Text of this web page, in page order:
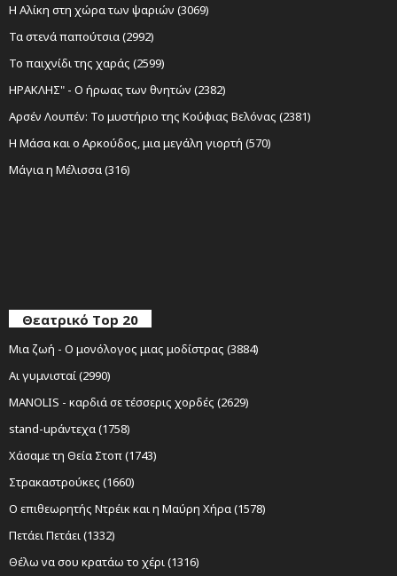
Η Αλίκη στη χώρα των ψαριών (3069)
Τα στενά παπούτσια (2992)
Το παιχνίδι της χαράς (2599)
ΗΡΑΚΛΗΣ" - Ο ήρωας των θνητών (2382)
Αρσέν Λουπέν: Το μυστήριο της Κούφιας Βελόνας (2381)
Η Μάσα και ο Αρκούδος, μια μεγάλη γιορτή (570)
Μάγια η Μέλισσα (316)
Θεατρικό Top 20
Μια ζωή - Ο μονόλογος μιας μοδίστρας (3884)
Αι γυμνισταί (2990)
MANOLIS - καρδιά σε τέσσερις χορδές (2629)
stand-upάντεχα (1758)
Χάσαμε τη Θεία Στοπ (1743)
Στρακαστρούκες (1660)
Ο επιθεωρητής Ντρέικ και η Μαύρη Χήρα (1578)
Πετάει Πετάει (1332)
Θέλω να σου κρατάω το χέρι (1316)